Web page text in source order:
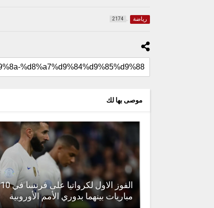
رياضة 2174
موصى بها لك
الفوز الاول لكرواتيا على فرنسا في 10
مباريات بينهما بدوري الأمم الأوروبية